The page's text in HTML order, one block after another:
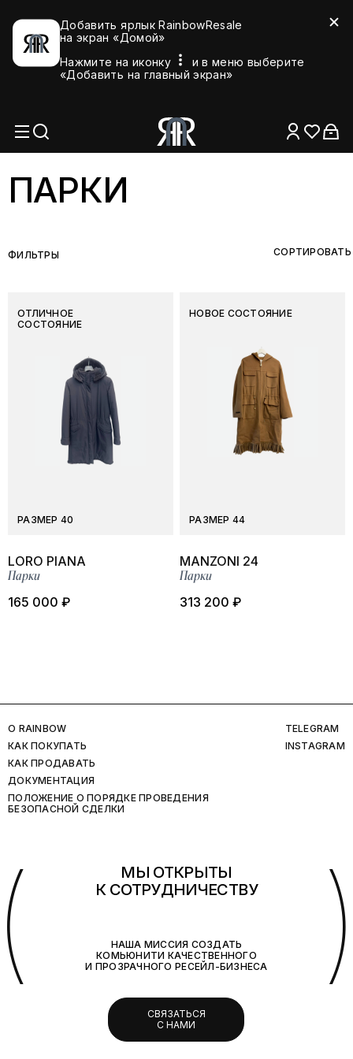
Добавить ярлык RainbowResale
на экран «Домой»
Нажмите на иконку
и в меню выберите
«Добавить на главный экран»
ПАРКИ
ФИЛЬТРЫ СОРТИРОВАТЬ
ОТЛИЧНОЕ
СОСТОЯНИЕ
РАЗМЕР 40
LORO PIANA
Парки
165 000 ₽
НОВОЕ СОСТОЯНИЕ
РАЗМЕР 44
MANZONI 24
Парки
313 200 ₽
O RAINBOW
КАК ПОКУПАТЬ
КАК ПРОДАВАТЬ
ДОКУМЕНТАЦИЯ
ПОЛОЖЕНИЕ О ПОРЯДКЕ ПРОВЕДЕНИЯ
БЕЗОПАСНОЙ СДЕЛКИ
TELEGRAM
INSTAGRAM
МЫ ОТКРЫТЫ
К СОТРУДНИЧЕСТВУ
НАША МИССИЯ СОЗДАТЬ
КОМЬЮНИТИ КАЧЕСТВЕННОГО
И ПРОЗРАЧНОГО РЕСЕЙЛ-БИЗНЕСА
СВЯЗАТЬСЯ
С НАМИ